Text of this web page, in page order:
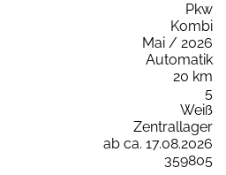
Pkw
Kombi
Mai / 2026
Automatik
20 km
5
Weiß
Zentrallager
ab ca. 17.08.2026
359805